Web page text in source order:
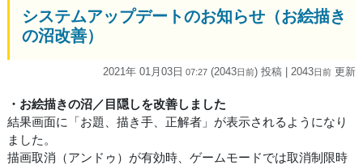
システムアップデートのお知らせ（お絵描き
の沼改善）
2021年 01月03日 07:27 (2043日前) 投稿 | 2043日前 更新
・お絵描きの沼／目隠しを改善しました
結果画面に「お題、描き手、正解者」が表示されるようになり
ました。
描画取消（アンドゥ）が有効時、ゲームモードでは取消制限時